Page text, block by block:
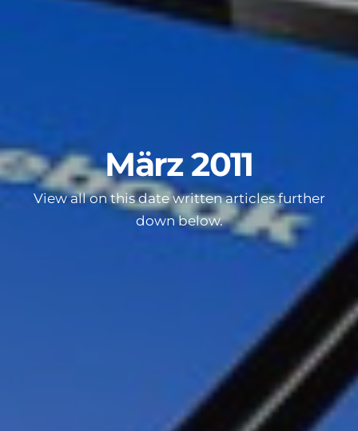
März 2011
View all on this date written articles further
down below.